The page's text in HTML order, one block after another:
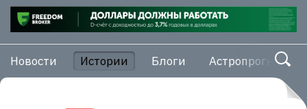
Новости Истории Блоги Астропрогноз